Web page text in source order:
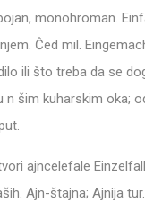
monohroman.
Ĉed mil.
ili što treba da se
n šim kuharskim oka;
ajncelefale
Ajn-štajna; Ajnija